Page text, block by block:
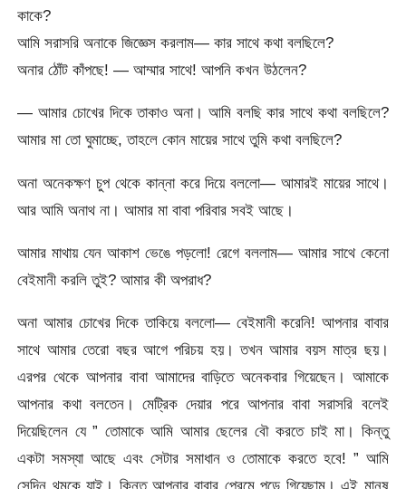
কাকে?
আমি সরাসরি অনাকে জিজ্ঞেস করলাম— কার সাথে কথা বলছিলে?
অনার ঠোঁট কাঁপছে! — আম্মার সাথে! আপনি কখন উঠলেন?
— আমার চোখের দিকে তাকাও অনা। আমি বলছি কার সাথে কথা বলছিলে?
আমার মা তো ঘুমাচ্ছে, তাহলে কোন মায়ের সাথে তুমি কথা বলছিলে?
অনা অনেকক্ষণ চুপ থেকে কান্না করে দিয়ে বললো— আমারই মায়ের সাথে।
আর আমি অনাথ না। আমার মা বাবা পরিবার সবই আছে।
আমার মাথায় যেন আকাশ ভেঙে পড়লো! রেগে বললাম— আমার সাথে কেনো
বেইমানী করলি তুই? আমার কী অপরাধ?
অনা আমার চোখের দিকে তাকিয়ে বললো— বেইমানী করেনি! আপনার বাবার
সাথে আমার তেরো বছর আগে পরিচয় হয়। তখন আমার বয়স মাত্র ছয়।
এরপর থেকে আপনার বাবা আমাদের বাড়িতে অনেকবার গিয়েছেন। আমাকে
আপনার কথা বলতেন। মেট্রিক দেয়ার পরে আপনার বাবা সরাসরি বলেই
দিয়েছিলেন যে ” তোমাকে আমি আমার ছেলের বৌ করতে চাই মা। কিন্তু
একটা সমস্যা আছে এবং সেটার সমাধান ও তোমাকে করতে হবে! ” আমি